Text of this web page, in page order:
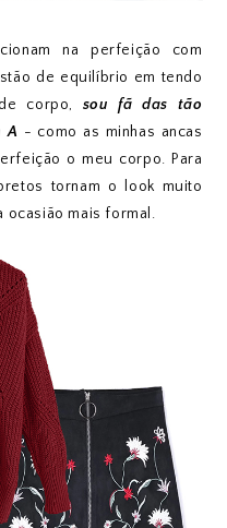
na perfeição com
de equilíbrio em tendo
corpo, sou fã das tão
A - como as minhas ancas
o meu corpo. Para
tornam o look muito
ocasião mais formal.